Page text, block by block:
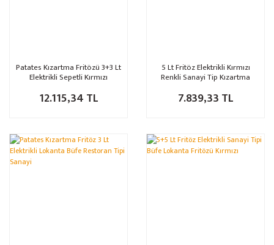
Patates Kızartma Fritözü 3+3 Lt
Elektrikli Sepetli Kırmızı
12.115,34 TL
5 Lt Fritöz Elektrikli Kırmızı
Renkli Sanayi Tip Kızartma
7.839,33 TL